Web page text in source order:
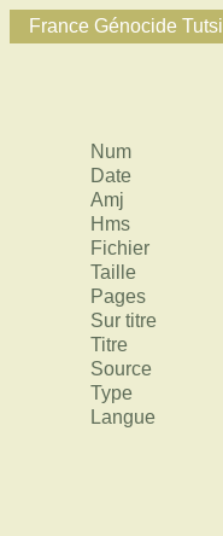
France Génocide Tutsi
Num
Date
Amj
Hms
Fichier
Taille
Pages
Sur titre
Titre
Source
Type
Langue